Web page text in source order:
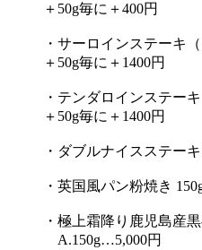
＋50g毎に＋400円
・サーロインステーキ
＋50g毎に＋1400円
・テンダロインステー
＋50g毎に＋1400円
・ダブルナイスステー
・英国風パン粉焼き
・極上霜降り鹿児島産
A.150g…5,000円